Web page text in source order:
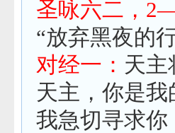
圣咏六二， 2
“放弃黑夜的
对经一： 天主
天主，你是
我急切寻求你